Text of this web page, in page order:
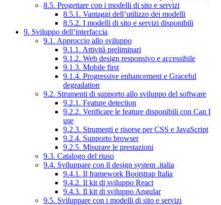
8.5. Progettare con i modelli di sito e servizi
8.5.1. Vantaggi dell’utilizzo dei modelli
8.5.2. I modelli di sito e servizi disponibili
9. Sviluppo dell’interfaccia
9.1. Approccio allo sviluppo
9.1.1. Attività preliminari
9.1.2. Web design responsivo e accessibile
9.1.3. Mobile first
9.1.4. Progressive enhancement e Graceful
degradation
9.2. Strumenti di supporto allo sviluppo del software
9.2.1. Feature detection
9.2.2. Verificare le feature disponibili con Can I
use
9.2.3. Strumenti e risorse per CSS e JavaScript
9.2.4. Supporto browser
9.2.5. Misurare le prestazioni
9.3. Catalogo del riuso
9.4. Sviluppare con il design system .italia
9.4.1. Il framework Bootstrap Italia
9.4.2. Il kit di sviluppo React
9.4.3. Il kit di sviluppo Angular
9.5. Sviluppare con i modelli di sito e servizi